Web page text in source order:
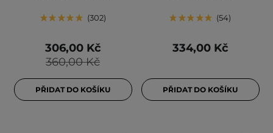
302
360,00 Kč
306,00 Kč
PŘIDAT DO KOŠÍKU
54
334,00 Kč
PŘIDAT DO KOŠÍKU